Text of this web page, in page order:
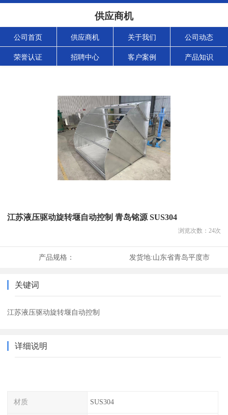
供应商机
公司首页 供应商机 关于我们 公司动态
荣誉认证 招聘中心 客户案例 产品知识
江苏液压驱动旋转堰自动控制 青岛铭源 SUS304
浏览次数： 24次
产品规格： 发货地:山东省青岛平度市
关键词
江苏液压驱动旋转堰自动控制
详细说明
材质 SUS304